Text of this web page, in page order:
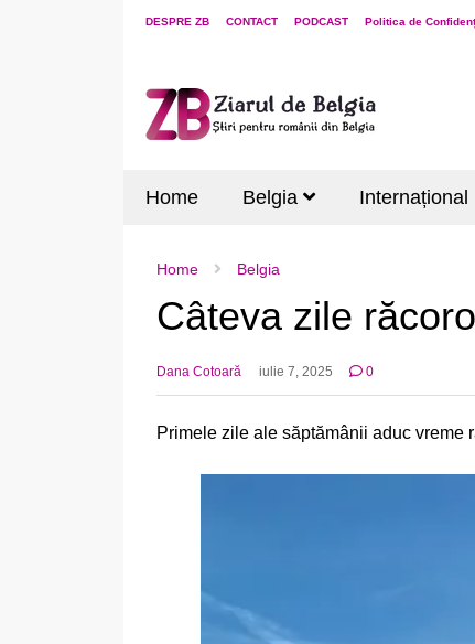
DESPRE ZB CONTACT PODCAST Politica de
Home Belgia Internațional
Home Belgia
Câteva zile
Dana Cotoară iulie 7, 2025 0
Primele zile ale săptămânii aduc vreme